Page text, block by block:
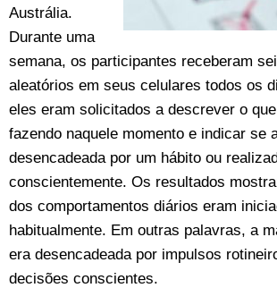
Austrália.
Durante uma
semana, os participantes receberam
aleatórios em seus celulares todos os
eles eram solicitados a descrever o
fazendo naquele momento e indicar se
desencadeada por um hábito ou
conscientemente. Os resultados
dos comportamentos diários eram
habitualmente. Em outras palavras, a
era desencadeada por impulsos
decisões conscientes.